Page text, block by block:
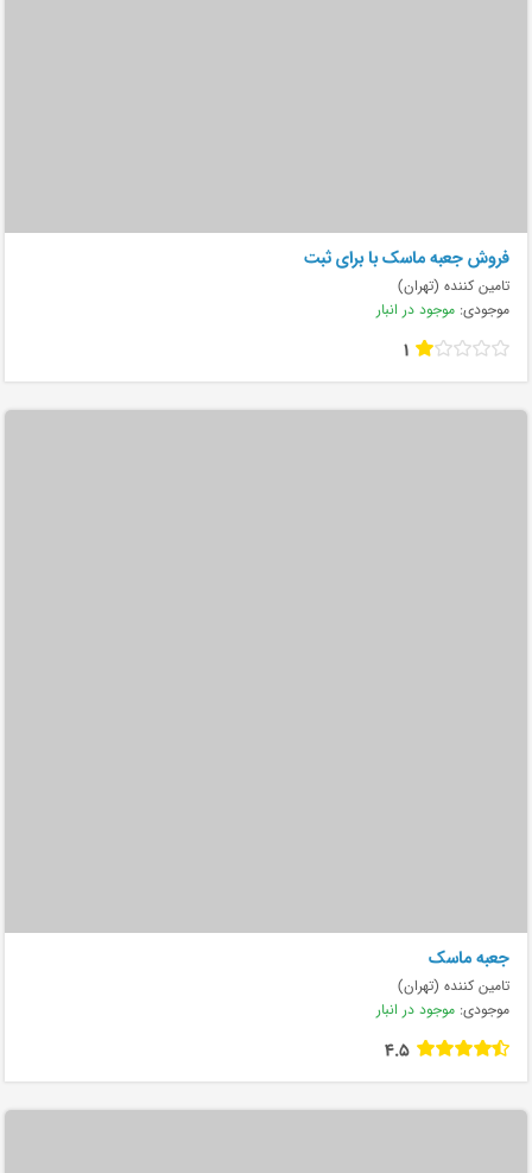
فروش جعبه ماسک با برای ثبت
تامین کننده (تهران)
موجودی: موجود در انبار
1
جعبه ماسک
تامین کننده (تهران)
موجودی: موجود در انبار
4.5